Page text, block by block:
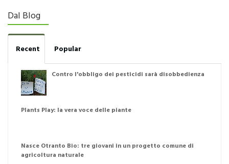
Dal Blog
Recent Popular
Contro l'obbligo dei pesticidi sarà disobbedienza
Plants Play: la vera voce delle piante
Nasce Otranto Bio: tre giovani in un progetto comune di
agricoltura naturale